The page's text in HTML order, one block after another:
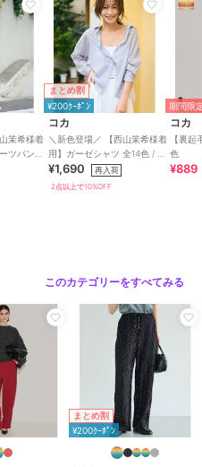
予約 ¥1,690
2点以上で10%OFF
まとめ割 まとめ割
¥200ｸｰﾎﾟﾝ
コカ
ットアッ
トン天竺ワ
2色
コカ
＼新色登場／ リボン付
きテーパードパンツ 全4
パンツ
パンツ
％ポリウレタン
素材
大きいサイズあり
レッチ
ワイド・
ア・ブーツカット/
ンツ/ミッドライズ
ル
茉希様着
ツパンツ
ト可能
まとめ割
¥200ｸｰﾎﾟﾝ
コカ
＼新色登場／ 【西山茉希様着
用】ガーゼシャツ 全14色 / 冷
房対策
¥1,690 再入荷
2点以上で10%OFF
期間限
コカ
【裏
色
¥889
このカテゴリーをすべてみる
まとめ割
¥200ｸｰﾎﾟﾝ